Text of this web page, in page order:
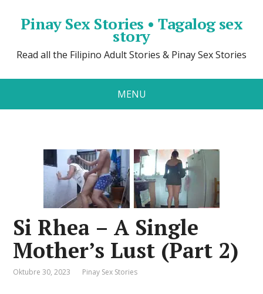
Pinay Sex Stories • Tagalog sex
story
Read all the Filipino Adult Stories & Pinay Sex Stories
MENU
Si Rhea – A Single
Mother’s Lust (Part 2)
Oktubre 30, 2023 Pinay Sex Stories